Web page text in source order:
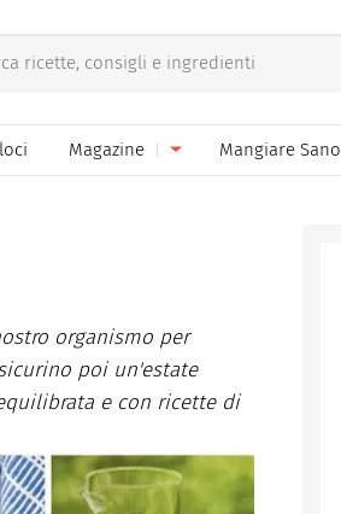
Magazine Mangiare Sano
organismo per
poi un'estate
e con ricette di